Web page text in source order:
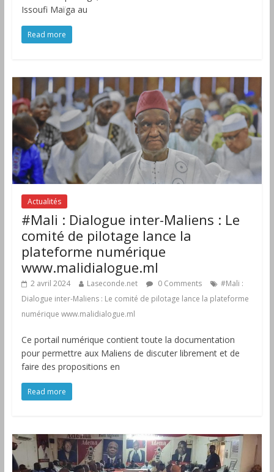
Issoufi Maïga au
Read more
Actualités
#Mali : Dialogue inter-Maliens : Le
comité de pilotage lance la
plateforme numérique
www.malidialogue.ml
2 avril 2024 Laseconde.net 0 Comments
#Mali :
Dialogue inter-Maliens : Le comité de pilotage lance la plateforme
numérique www.malidialogue.ml
Ce portail numérique contient toute la documentation
pour permettre aux Maliens de discuter librement et de
faire des propositions en
Read more